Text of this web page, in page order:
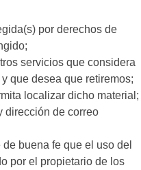
por derechos de
servicios que considera
que desea que retiremos;
localizar dicho material;
dirección de correo
buena fe que el uso del
por el propietario de los